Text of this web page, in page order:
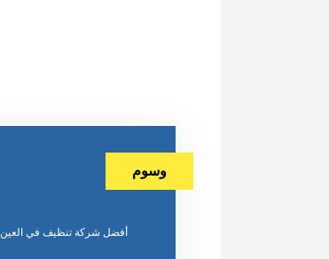
وسوم
أفضل شركة تنظيف في العين